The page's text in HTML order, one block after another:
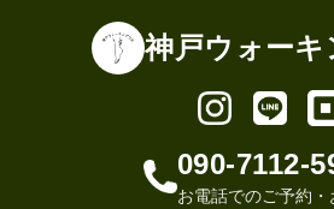
神戸ウォーキ
090-7112-
お電話でのご予約・